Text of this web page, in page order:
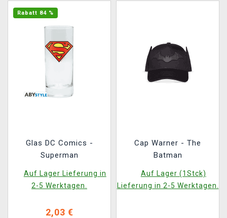
Rabatt 84 %
Glas DC Comics -
Superman
Auf Lager Lieferung in
2-5 Werktagen.
2,03 €
Cap Warner - The
Batman
Auf Lager (1Stck)
Lieferung in 2-5 Werktagen.